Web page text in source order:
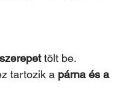
tölt be.
tartozik a párna és a